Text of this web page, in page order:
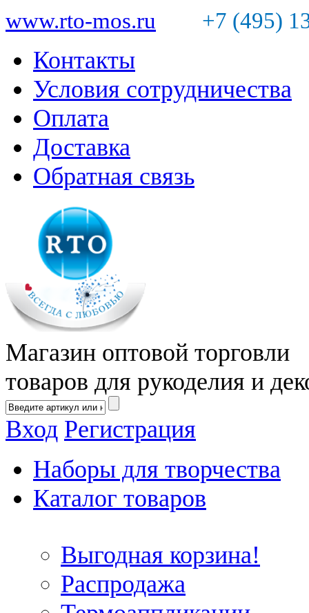
www.rto-mos.ru +7 (495)
Контакты
Условия сотрудничества
Оплата
Доставка
Обратная связь
Магазин оптовой торговли
товаров для рукоделия и
Вход Регистрация
Наборы для творчества
Каталог товаров
Выгодная корзина!
Распродажа